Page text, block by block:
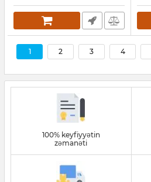
1 2 3 4
100% keyfiyyətin
zəmanəti